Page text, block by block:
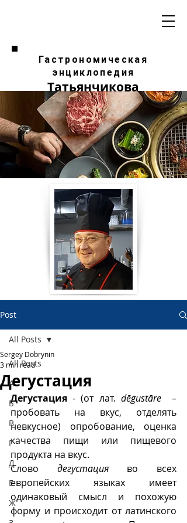
Гастрономическая
энциклопедия
Татьянчикова
Post
All Posts
А
Б
В
Г
Д
Е
Ж
All Posts
Дегустация
Sergey Dobrynin
3 min read
Дегустация - (от лат. dēgustāre
  –
пробовать на вкус, отделять
невкусное)
опробование, оценка
ка­чества пищи или пищевого
продукта на вкус.
Слово дегустация во всех
европейских языках имеет
одинаковый смысл и похожую
форму и происходит от латинского